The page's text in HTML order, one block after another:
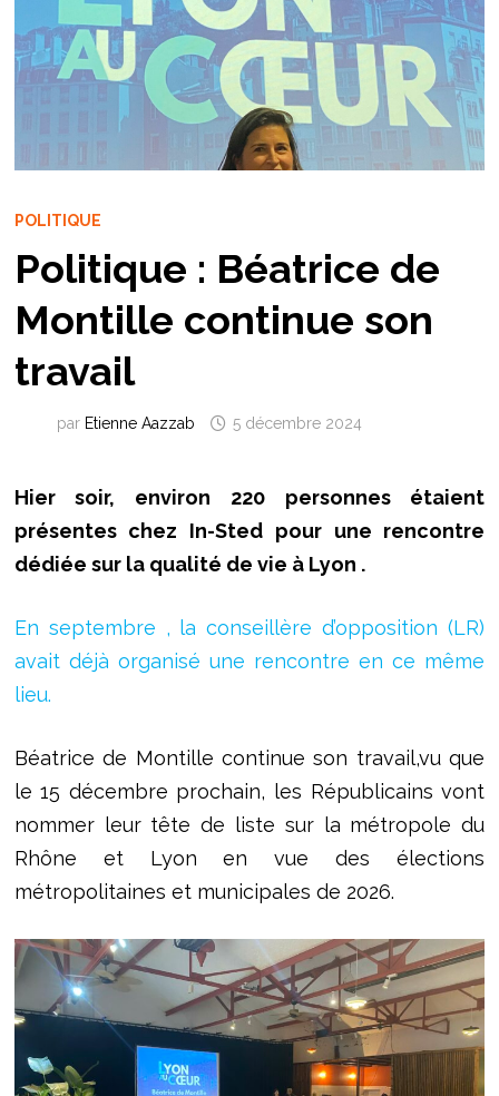
POLITIQUE
Politique : Béatrice de
Montille continue son
travail
par Etienne Aazzab 5 décembre 2024
Hier soir, environ 220 personnes étaient
présentes chez In-Sted pour une rencontre
dédiée sur la qualité de vie à Lyon .
En septembre , la conseillère d’opposition (LR)
avait déjà organisé une rencontre en ce même
lieu.
Béatrice de Montille continue son travail,vu que
le 15 décembre prochain, les Républicains vont
nommer leur tête de liste sur la métropole du
Rhône et Lyon en vue des élections
métropolitaines et municipales de 2026.